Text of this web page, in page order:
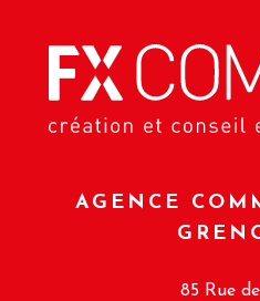
AGENCE
85 Rue